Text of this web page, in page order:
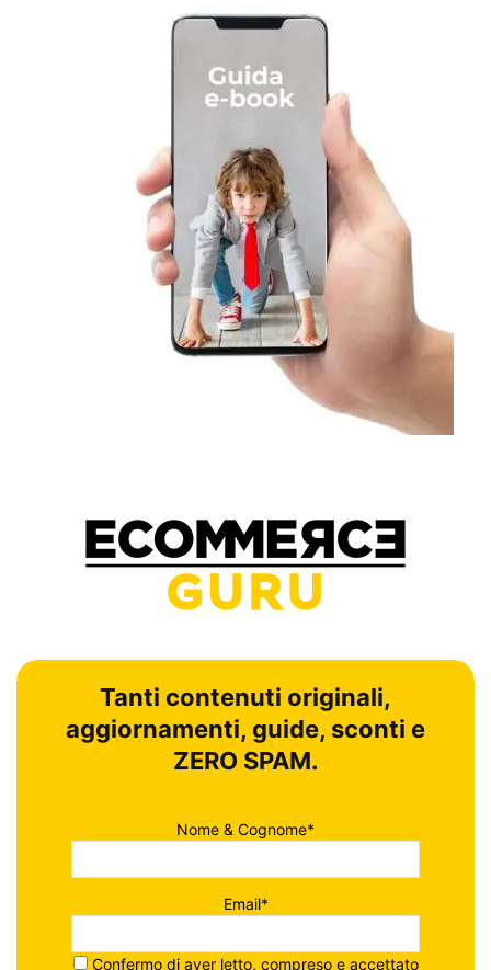
Tanti contenuti originali,
aggiornamenti, guide, sconti e
ZERO SPAM.
Nome & Cognome*
Email*
Confermo di aver letto, compreso e accettato